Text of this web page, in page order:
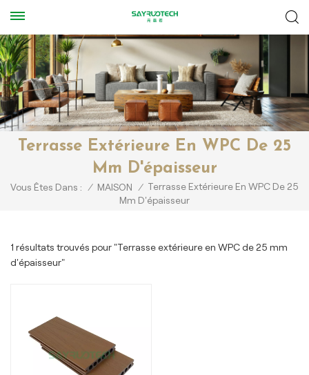
Terrasse Extérieure En WPC De 25
Mm D'épaisseur
Vous Êtes Dans : / MAISON / Terrasse Extérieure En WPC De 25
Mm D'épaisseur
1 résultats trouvés pour "Terrasse extérieure en WPC de 25 mm
d'épaisseur"